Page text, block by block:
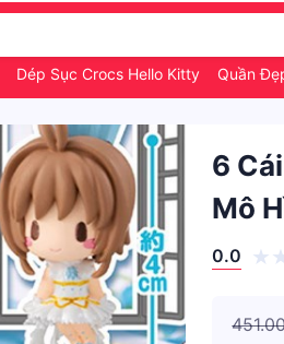
Dép Sục Crocs Hello Kitty Quần
6
Mô
0.0